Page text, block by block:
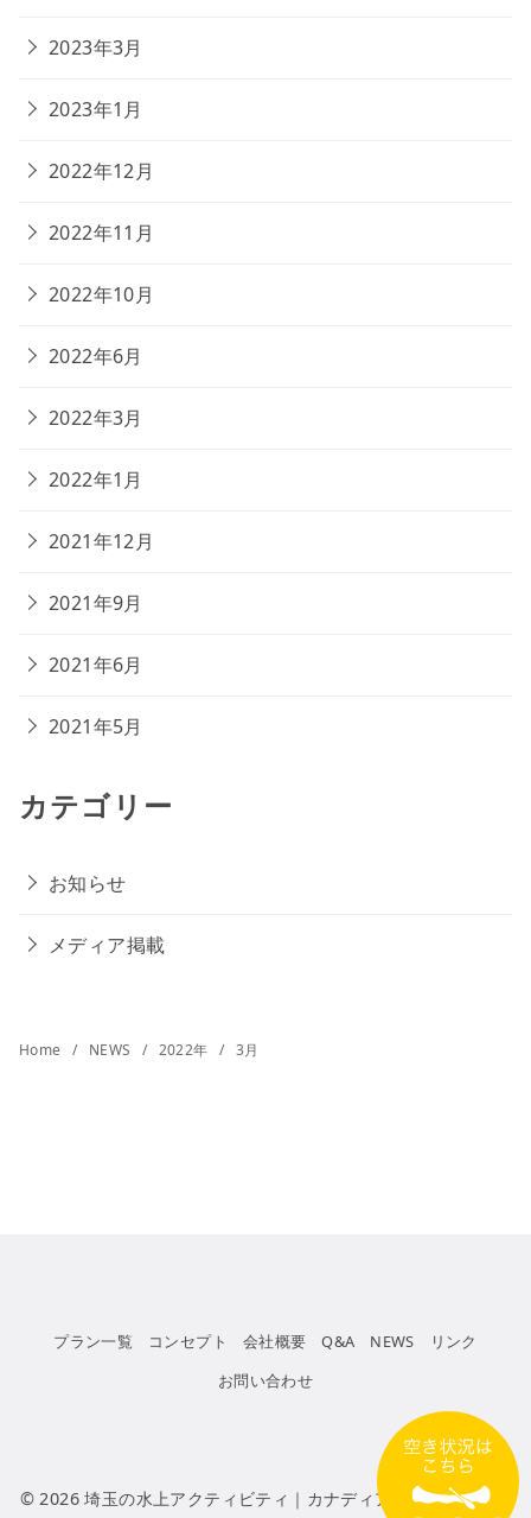
2023年3月
2023年1月
2022年12月
2022年11月
2022年10月
2022年6月
2022年3月
2022年1月
2021年12月
2021年9月
2021年6月
2021年5月
カテゴリー
お知らせ
メディア掲載
Home NEWS 2022年 3月
プラン一覧 コンセプト 会社概要 Q&A NEWS
リンク
お問い合わせ
© 2026埼玉の水上アクティビティ｜カナディアンカヌークラブ